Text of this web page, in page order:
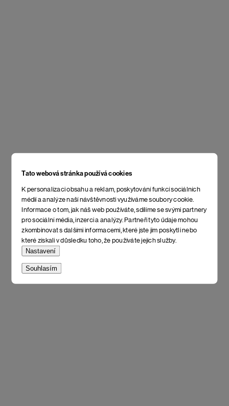
Tato webová stránka používá cookies
K personalizaci obsahu a reklam, poskytování funkcí sociálních
médií a analýze naší návštěvnosti využíváme soubory cookie.
Informace o tom, jak náš web používáte, sdílíme se svými partnery
pro sociální média, inzerci a analýzy. Partneři tyto údaje mohou
zkombinovat s dalšími informacemi, které jste jim poskytli nebo
které získali v důsledku toho, že používáte jejich služby.
Nastavení
Souhlasím